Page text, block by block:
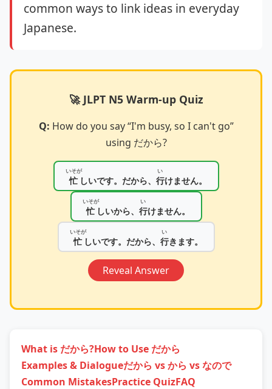
common ways to link ideas in everyday
Japanese.
🚀 JLPT N5 Warm-up Quiz
Q: How do you say “I'm busy, so I can't go”
using だから?
忙
いそが
しいです。だから、 行
い
けません。
忙
いそが
しいから、 行
い
けません。
忙
いそが
しいです。だから、 行
い
きます。
Reveal Answer
What is だから?How to Use だから
Examples & Dialogueだから vs から vs なので
Common MistakesPractice QuizFAQ